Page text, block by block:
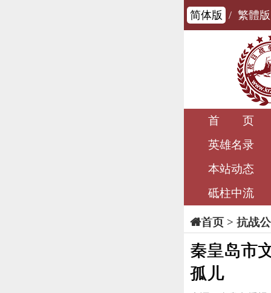
简体版 / 繁體版
首 页
英雄名录
本站动态
砥柱中流
首页> 抗战
秦皇岛市
孤儿